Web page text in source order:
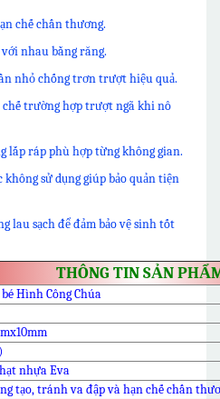
chế chấn thương.
nhau bằng răng.
nhỏ chống trơn trượt hiệu quả.
trường hợp trượt ngã khi nô
lắp ráp phù hợp từng không gian.
sử dụng giúp bảo quản tiện
lau sạch để đảm bảo vệ sinh tốt
THÔNG TIN SẢN
Hình Công Chúa
nhựa Eva
tạo, tránh va đập và hạn chế chấn